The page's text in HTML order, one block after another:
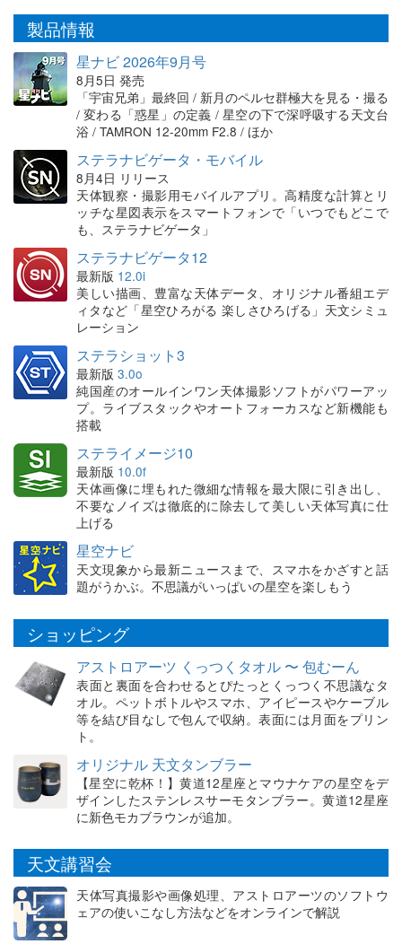
製品情報
星ナビ 2026年9月号
8月5日 発売
「宇宙兄弟」最終回 / 新月のペルセ群極大を見る・撮る
/ 変わる「惑星」の定義 / 星空の下で深呼吸する天文台
浴 / TAMRON 12-20mm F2.8 / ほか
ステラナビゲータ・モバイル
8月4日 リリース
天体観察・撮影用モバイルアプリ。高精度な計算とリ
ッチな星図表示をスマートフォンで「いつでもどこで
も、ステラナビゲータ」
ステラナビゲータ12
最新版 12.0i
美しい描画、豊富な天体データ、オリジナル番組エデ
ィタなど「星空ひろがる 楽しさひろげる」天文シミュ
レーション
ステラショット3
最新版 3.0o
純国産のオールインワン天体撮影ソフトがパワーアッ
プ。ライブスタックやオートフォーカスなど新機能も
搭載
ステライメージ10
最新版 10.0f
天体画像に埋もれた微細な情報を最大限に引き出し、
不要なノイズは徹底的に除去して美しい天体写真に仕
上げる
星空ナビ
天文現象から最新ニュースまで、スマホをかざすと話
題がうかぶ。不思議がいっぱいの星空を楽しもう
ショッピング
アストロアーツ くっつくタオル 〜 包むーん
表面と裏面を合わせるとぴたっとくっつく不思議なタ
オル。ペットボトルやスマホ、アイピースやケーブル
等を結び目なしで包んで収納。表面には月面をプリン
ト。
オリジナル 天文タンブラー
【星空に乾杯！】黄道12星座とマウナケアの星空をデ
ザインしたステンレスサーモタンブラー。黄道12星座
に新色モカブラウンが追加。
天文講習会
天体写真撮影や画像処理、アストロアーツのソフトウ
ェアの使いこなし方法などをオンラインで解説